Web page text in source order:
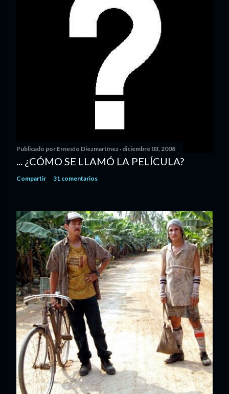
Publicado por Ernesto Diezmartínez diciembre 03, 2008
... ¿CÓMO SE LLAMÓ LA PELÍCULA?
Compartir 31 comentarios